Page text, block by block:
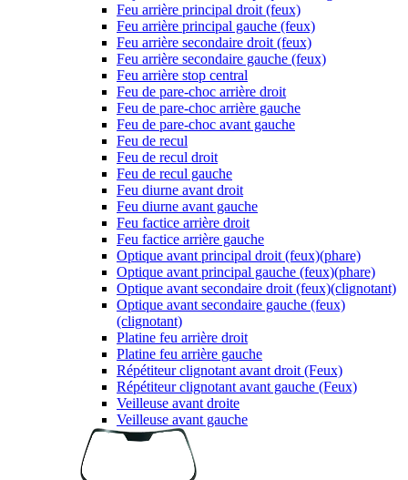
Feu arrière principal droit (feux)
Feu arrière principal gauche (feux)
Feu arrière secondaire droit (feux)
Feu arrière secondaire gauche (feux)
Feu arrière stop central
Feu de pare-choc arrière droit
Feu de pare-choc arrière gauche
Feu de pare-choc avant gauche
Feu de recul
Feu de recul droit
Feu de recul gauche
Feu diurne avant droit
Feu diurne avant gauche
Feu factice arrière droit
Feu factice arrière gauche
Optique avant principal droit (feux)(phare)
Optique avant principal gauche (feux)(phare)
Optique avant secondaire droit (feux)(clignotant)
Optique avant secondaire gauche (feux)
(clignotant)
Platine feu arrière droit
Platine feu arrière gauche
Répétiteur clignotant avant droit (Feux)
Répétiteur clignotant avant gauche (Feux)
Veilleuse avant droite
Veilleuse avant gauche